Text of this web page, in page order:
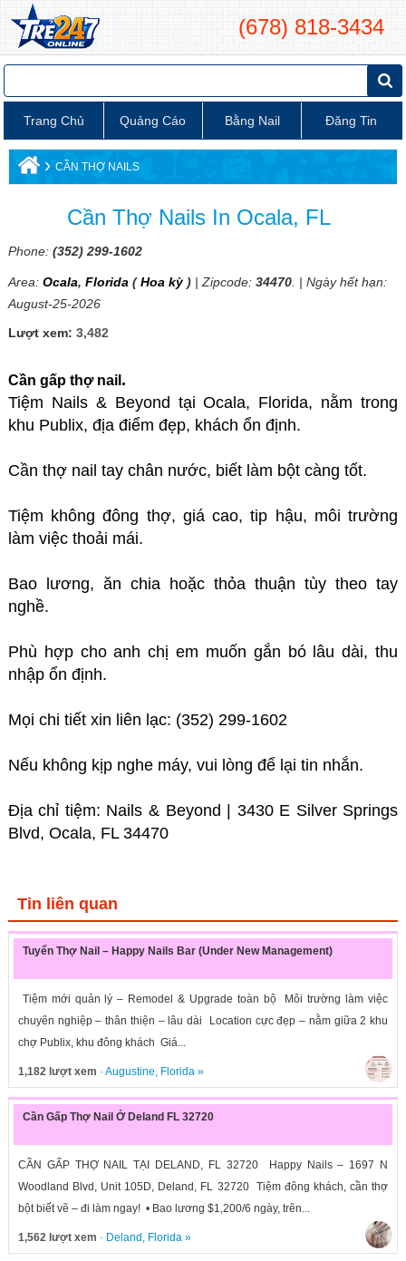
(678) 818-3434
Trang Chủ Quảng Cáo Bằng Nail Đăng Tin
› CẦN THỢ NAILS
Cần Thợ Nails In Ocala, FL
Phone: (352) 299-1602
Area: Ocala, Florida (Hoa kỳ)| Zipcode: 34470. | Ngày hết hạn:
August-25-2026
Lượt xem: 3,482
Cần gấp thợ nail .
Tiệm Nails & Beyond tại Ocala, Florida, nằm trong
khu Publix, địa điểm đẹp, khách ổn định.
Cần thợ nail tay chân nước, biết làm bột càng tốt.
Tiệm không đông thợ, giá cao, tip hậu, môi trường
làm việc thoải mái.
Bao lương, ăn chia hoặc thỏa thuận tùy theo tay
nghề.
Phù hợp cho anh chị em muốn gắn bó lâu dài, thu
nhập ổn định.
Mọi chi tiết xin liên lạc: (352) 299-1602
Nếu không kịp nghe máy, vui lòng để lại tin nhắn.
Địa chỉ tiệm: Nails & Beyond | 3430 E Silver Springs
Blvd, Ocala, FL 34470
Tin liên quan
Tuyển Thợ Nail – Happy Nails Bar (Under New Management)
Tiệm mới quản lý – Remodel & Upgrade toàn bộ Môi trường làm việc
chuyên nghiệp – thân thiện – lâu dài Location cực đẹp – nằm giữa 2 khu
chợ Publix, khu đông khách Giá...
1,182 lượt xem · Augustine, Florida»
Cần Gấp Thợ Nail Ở Deland FL 32720
CẦN GẤP THỢ NAIL TẠI DELAND, FL 32720 Happy Nails – 1697 N
Woodland Blvd, Unit 105D, Deland, FL 32720 Tiệm đông khách, cần thợ
bột biết vẽ – đi làm ngay! • Bao lương $1,200/6 ngày, trên...
1,562 lượt xem · Deland , Florida»